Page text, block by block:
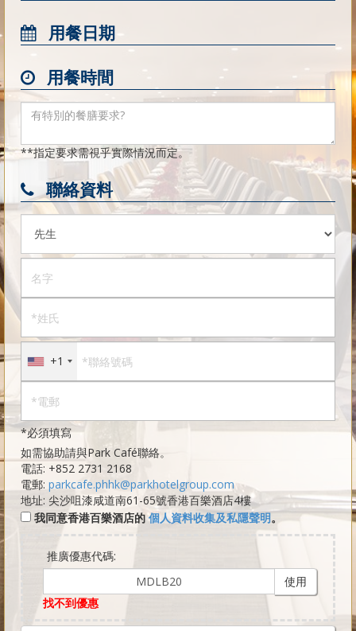
用餐日期
用餐時間
**指定要求需視乎實際情況而定。
聯絡資料
+1
*必須填寫
如需協助請與Park Café聯絡。
電話: +852 2731 2168
電郵: parkcafe.phhk@parkhotelgroup.com
地址: 尖沙咀漆咸道南61-65號香港百樂酒店4樓
我同意香港百樂酒店的個人資料收集及私隱聲明。
推廣優惠代碼:
使用
找不到優惠